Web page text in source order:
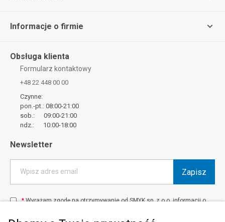
Informacje o firmie
Obsługa klienta
Formularz kontaktowy
+48 22 448 00 00
Czynne:
pon.-pt.: 08:00-21:00
sob.: 09:00-21:00
ndz.: 10:00-18:00
Newsletter
Wpisz adres email Zapisz
*Wyrażam zgodę na otrzymywanie od SMYK sp. z o.o. informacji o